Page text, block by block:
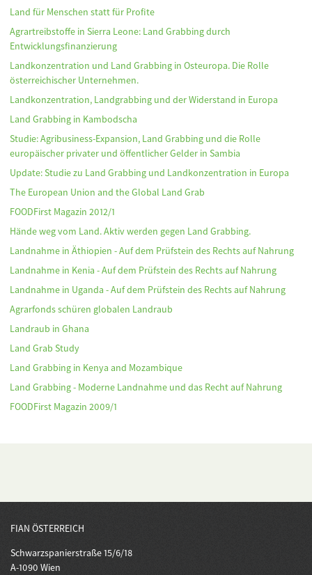
Land für Menschen statt für Profite
Agrartreibstoffe in Sierra Leone: Land Grabbing durch
Entwicklungsfinanzierung
Landkonzentration und Land Grabbing in Osteuropa. Die Rolle
österreichischer Unternehmen.
Landkonzentration, Landgrabbing und der Widerstand in Europa
Land Grabbing in Kambodscha
Studie: Agribusiness-Expansion, Land Grabbing und die Rolle
europäischer privater und öffentlicher Gelder in Sambia
Update: Studie zu Land Grabbing und Landkonzentration in Europa
The European Union and the Global Land Grab
FOODFirst Magazin 2012/1
Hände weg vom Land. Aktiv werden gegen Land Grabbing.
Landnahme in Äthiopien - Auf dem Prüfstein des Rechts auf Nahrung
Landnahme in Kenia - Auf dem Prüfstein des Rechts auf Nahrung
Landnahme in Uganda - Auf dem Prüfstein des Rechts auf Nahrung
Agrarfonds schüren globalen Landraub
Landraub in Ghana
Land Grab Study
Land Grabbing in Kenya and Mozambique
Land Grabbing - Moderne Landnahme und das Recht auf Nahrung
FOODFirst Magazin 2009/1
FIAN ÖSTERREICH
Schwarzspanierstraße 15/6/18
A-1090 Wien